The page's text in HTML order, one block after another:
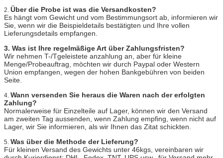
2. Über die Probe ist was die Versandkosten?
Es hängt vom Gewicht und vom Bestimmungsort ab, informieren wir
Sie, wenn wir die Beispieldetails bestätigten und Ihre vollen
Lieferungsdetails empfangen.
3. Was ist Ihre regelmäßige Art über Zahlungsfristen?
Wir nehmen T-/Tgeleistete anzahlung an, aber für kleine
Menge/Probeauftrag, möchten wir durch Paypal oder Western
Union empfangen, wegen der hohen Bankgebühren von beiden
Seite.
4. Wann versenden Sie heraus die Waren nach der erfolgten
Zahlung?
Normalerweise für Einzelteile auf Lager, können wir den Versand
am zweiten Tag aussenden, wenn Zahlung empfing, wenn nicht auf
Lager, wir Sie informieren, als wir Ihnen das Zitat schickten.
5. Was über die Methode der Lieferung?
Für kleinen Versand des Gewichts unter 46kgs, vereinbaren wir